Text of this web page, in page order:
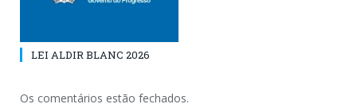
LEI ALDIR BLANC 2026
Os comentários estão fechados.